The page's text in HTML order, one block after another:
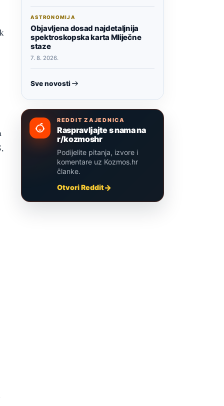
ASTRONOMIJA
Objavljena dosad najdetaljnija
spektroskopska karta Mliječne
staze
7. 8. 2026.
Sve novosti
REDDIT ZAJEDNICA
Raspravljajte s nama na
r/kozmoshr
Podijelite pitanja, izvore i
komentare uz Kozmos.hr
članke.
Otvori Reddit